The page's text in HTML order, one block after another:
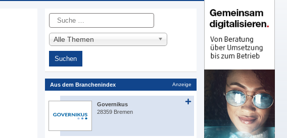
Suche
Alle Themen
Aus dem Branchenindex Anzeige
Governikus
28359 Bremen